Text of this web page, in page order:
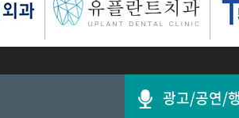
광고/공연/